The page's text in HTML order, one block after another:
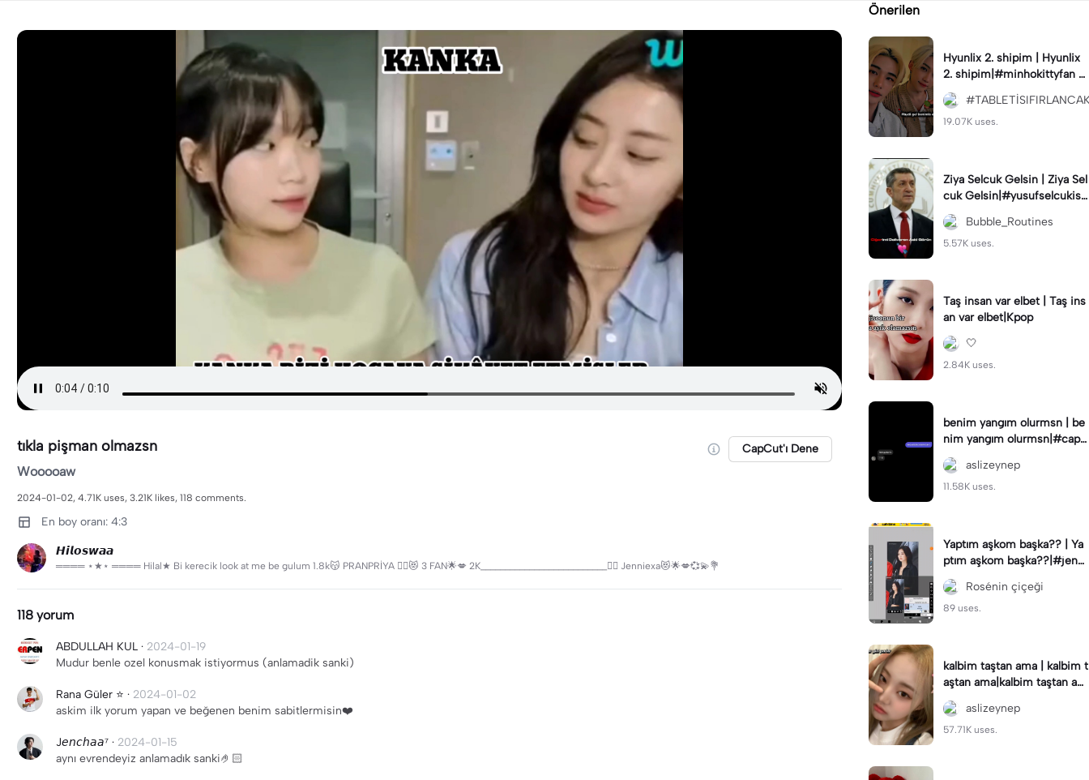
tıkla pişman olmazsn CapCut'ı Dene
Wooooaw
2024-01-02, 4.71K uses, 3.21K likes, 118 comments.
En boy oranı: 4:3
𝙃𝙞𝙡𝙤𝙨𝙬𝙖𝙖
════ ⋆★⋆ ════ Hilal★ Bi kerecik look at me be gulum 1.8k😽 PRANPRİYA ❤️‍🔥😻 3 FAN🌟💋 2K__________________________🏃‍♀️ Jenniexa😻🌟💋💞💫💐
118 yorum
ABDULLAH KUL · 2024-01-19
Mudur benle ozel konusmak istiyormus (anlamadik sanki)
Rana Güler ⭐ · 2024-01-02
askim ilk yorum yapan ve beğenen benim sabitlermisin❤️
J𝘦𝘯𝘤𝘩𝘢𝘢⁷ · 2024-01-15
aynı evrendeyiz anlamadık sanki🤌🏻
Önerilen
Hyunlix 2. shipim | Hyunlix
2. shipim|#minhokittyfan #
hyunjin #felix #hyunlixx #s
traykids
19.07K uses.
Ziya Selcuk Gelsin | Ziya Sel
cuk Gelsin|#yusufselcukisti
fa#yusufselçukistifa
Bubble_Routines
5.57K uses.
Taş insan var elbet | Taş ins
an var elbet|Kpop
🤍
2.84K uses.
benim yangım olurmsn | be
nim yangım olurmsn|#capc
ut🍀#capcut 🔥🔥 #capcut_
edit aslizeynep
11.58K uses.
Yaptım aşkom başka?? | Ya
ptım aşkom başka??|#jenni
ekimki#viralcapcut🔥
Rosénin çiçeği
89 uses.
kalbim taştan ama | kalbim t
aştan ama|kalbim taştan am
a aşk var sen biraz tehlikelis
in
aslizeynep
57.71K uses.